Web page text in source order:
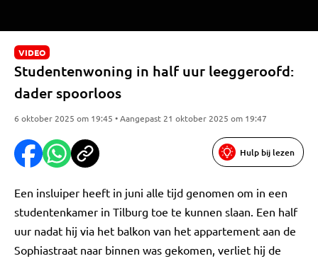
VIDEO
Studentenwoning in half uur leeggeroofd:
dader spoorloos
6 oktober 2025 om 19:45 • Aangepast 21 oktober 2025 om 19:47
Hulp bij lezen
Een insluiper heeft in juni alle tijd genomen om in een
studentenkamer in Tilburg toe te kunnen slaan. Een half
uur nadat hij via het balkon van het appartement aan de
Sophiastraat naar binnen was gekomen, verliet hij de